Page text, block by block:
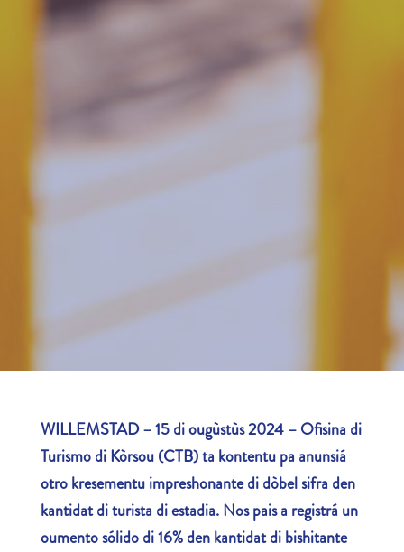
WILLEMSTAD – 15 di ougùstùs 2024 – Ofisina di
Turismo di Kòrsou (CTB) ta kontentu pa anunsiá
otro kresementu impreshonante di dòbel sifra den
kantidat di turista di estadia. Nos pais a registrá un
oumento sólido di 16% den kantidat di bishitante